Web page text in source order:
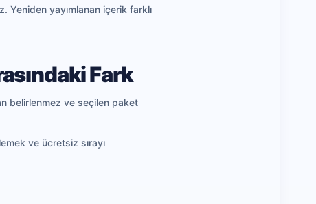
Yeniden yayımlanan içerik farklı
Fark
belirlenmez ve seçilen paket
ve ücretsiz sırayı